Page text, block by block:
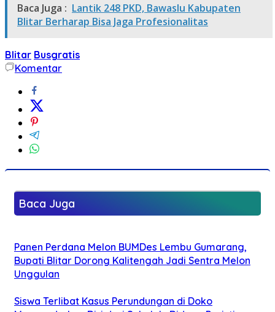
Baca Juga : Lantik 248 PKD, Bawaslu Kabupaten
Blitar Berharap Bisa Jaga Profesionalitas
Blitar Busgratis
Komentar
Baca Juga
Panen Perdana Melon BUMDes Lembu Gumarang,
Bupati Blitar Dorong Kalitengah Jadi Sentra Melon
Unggulan
Siswa Terlibat Kasus Perundungan di Doko